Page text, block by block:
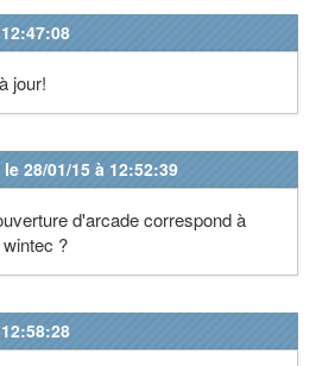
jour!
le 28/01/15 à 12:52:39
d'arcade correspond à
?